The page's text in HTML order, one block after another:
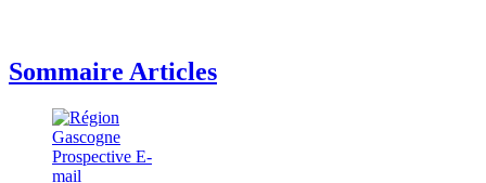
Sommaire Articles